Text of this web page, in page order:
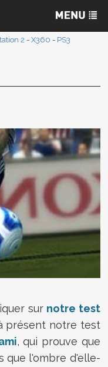
2 - X360 - PS3
sur notre test
présent notre test
, qui prouve que
que l'ombre d'elle-